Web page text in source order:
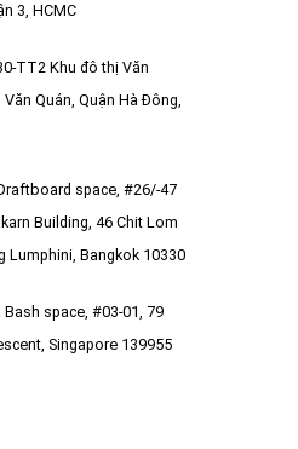
3, HCMC
TT2 Khu đô thị Văn
Quán, Quận Hà Đông,
space, #26/-47
Building, 46 Chit Lom
Lumphini, Bangkok 10330
Bash space, #03-01, 79
Singapore 139955